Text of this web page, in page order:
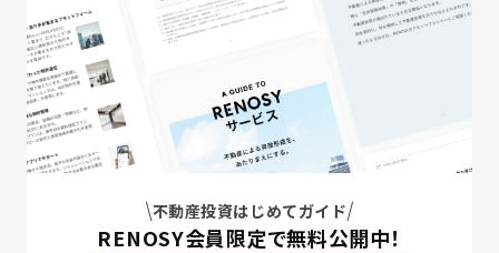
不動産投資はじめてガイド
RENOSY会員限定で無料公開中！